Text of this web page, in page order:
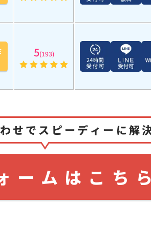
5(193)
せでスピーディーに解
ームはこちら